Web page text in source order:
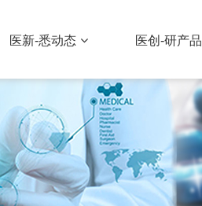
医新-悉动态 医创-研产品